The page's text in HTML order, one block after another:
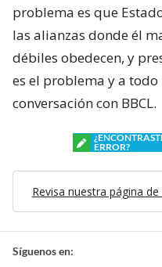
problema es que
las alianzas donde él
débiles obedecen, y
es el problema y a todo
conversación con BBCL.
ERROR?
Revisa nuestra página
Síguenos en: